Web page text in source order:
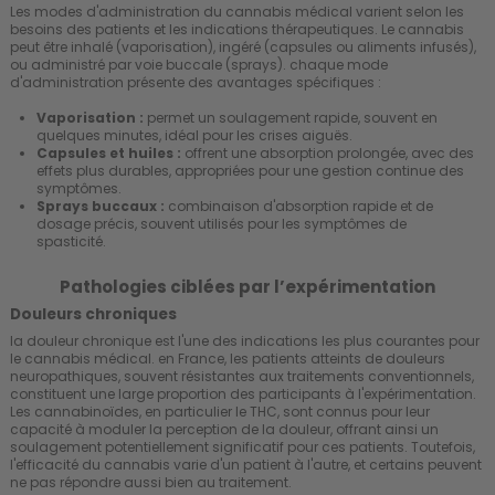
Les modes d'administration du cannabis médical varient selon les
besoins des patients et les indications thérapeutiques. Le cannabis
peut être inhalé (vaporisation), ingéré (capsules ou aliments infusés),
ou administré par voie buccale (sprays). chaque mode
d'administration présente des avantages spécifiques :
Vaporisation : permet un soulagement rapide, souvent en
quelques minutes, idéal pour les crises aiguës.
Capsules et huiles : offrent une absorption prolongée, avec des
effets plus durables, appropriées pour une gestion continue des
symptômes.
Sprays buccaux : combinaison d'absorption rapide et de
dosage précis, souvent utilisés pour les symptômes de
spasticité.
Pathologies ciblées par l’expérimentation
Douleurs chroniques
la douleur chronique est l'une des indications les plus courantes pour
le cannabis médical. en France, les patients atteints de douleurs
neuropathiques, souvent résistantes aux traitements conventionnels,
constituent une large proportion des participants à l'expérimentation.
Les cannabinoïdes, en particulier le THC, sont connus pour leur
capacité à moduler la perception de la douleur, offrant ainsi un
soulagement potentiellement significatif pour ces patients. Toutefois,
l'efficacité du cannabis varie d'un patient à l'autre, et certains peuvent
ne pas répondre aussi bien au traitement.